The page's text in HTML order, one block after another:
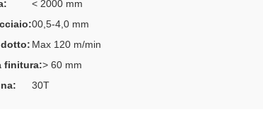
< 2000 mm
00,5-4,0 mm
Max 120 m/min
finitura:> 60 mm
30T